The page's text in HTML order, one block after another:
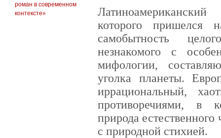
роман в современном
контексте»
которого пришелся
самобытность
незнакомого с
мифологии,
уголка планеты.
иррациональный,
противоречиями, в
природа естественного
с природной стихией.